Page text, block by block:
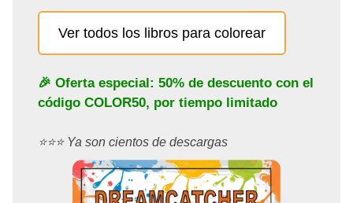
Ver todos los libros para colorear
🎉 Oferta especial: 50% de descuento con el
código COLOR50, por tiempo limitado
⭐️⭐️⭐️ Ya son cientos de descargas